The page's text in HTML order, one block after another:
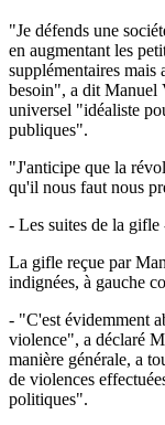
"Je défends une
en augmentant les
supplémentaires mais
besoin", a dit Manuel
universel "idéaliste
publiques".
"J'anticipe que la
qu'il nous faut nous
- Les suites de la gifle
La gifle reçue par
indignées, à gauche
- "C'est évidemment
violence", a déclaré
manière générale, a
de violences
politiques".